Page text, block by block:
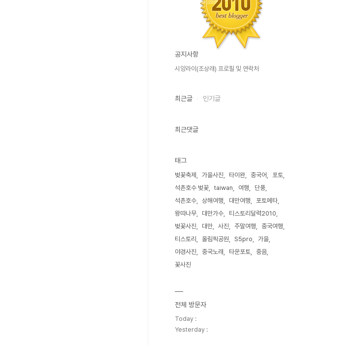
공지사항
시앙라이(조상래) 프로필 및 연락처
최근글 인기글
최근댓글
태그
벚꽃축제 가을사진 타이완 중국어
포토
석촌호수 벚꽃
taiwan 여행
단풍
석촌호수
상해여행 대만여행
포토메타
왕따나무
대만가수
티스토리달력2010
벚꽃사진
대만 사진 주말여행
중국여행
티스토리
올림픽공원 S5pro
가을
야경사진
중국노래 타운포토
중음
꽃사진
전체 방문자
Today :
Yesterday :